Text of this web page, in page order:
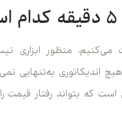
برای تایم فریم ۵ دقیقه صحبت
به‌تنهایی
مناسب در تایم فریم ۵ دقیقه، ابزاری است که